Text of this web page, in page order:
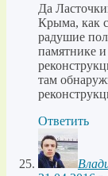
Да
Крыма, как
радушие
памятнике
там
Ответить